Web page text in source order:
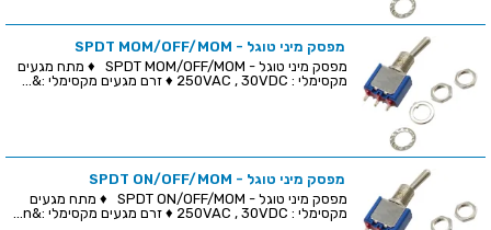
מפסק מיני טוגל - SPDT MOM/OFF/MOM
מפסק מיני טוגל - SPDT MOM/OFF/MOM ♦ מתח מגעים
מקסימלי : 250VAC , 30VDC ♦ זרם מגעים מקסימלי :&...
מפסק מיני טוגל - SPDT ON/OFF/MOM
מפסק מיני טוגל - SPDT ON/OFF/MOM ♦ מתח מגעים
מקסימלי : 250VAC , 30VDC ♦ זרם מגעים מקסימלי :&n...